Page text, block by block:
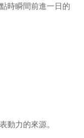
時瞬間前進一日的
動力的來源。